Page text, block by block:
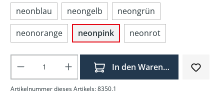
neonblau neongelb
neongrün
neonorange
neonpink neonrot
Produkt Anzahl: Gib den gewünschten
In den Warenkorb
Artikelnummer dieses Artikels: 8350.1